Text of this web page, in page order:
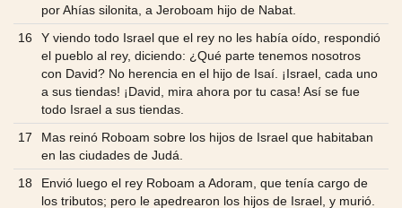
por Ahías silonita, a Jeroboam hijo de Nabat.
16
Y viendo todo Israel que el rey no les había oído, respondió
el pueblo al rey, diciendo: ¿Qué parte tenemos nosotros
con David? No herencia en el hijo de Isaí. ¡Israel, cada uno
a sus tiendas! ¡David, mira ahora por tu casa! Así se fue
todo Israel a sus tiendas.
17
Mas reinó Roboam sobre los hijos de Israel que habitaban
en las ciudades de Judá.
18
Envió luego el rey Roboam a Adoram, que tenía cargo de
los tributos; pero le apedrearon los hijos de Israel, y murió.